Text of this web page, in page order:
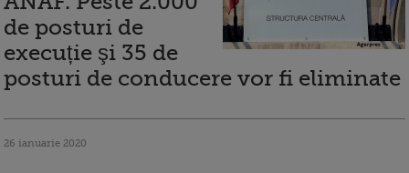
de posturi de
execuție şi 35 de
posturi de conducere vor fi eliminate
26 ianuarie 2020